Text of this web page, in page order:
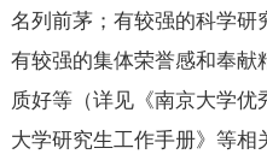
名列前茅；有较强的科学研
有较强的集体荣誉感和奉献
质好等（详见《南京大学
大学研究生工作手册》等相